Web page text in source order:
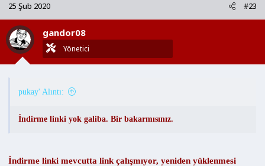
i
l
e
r
25 Şub 2020 #23
gandor08
Yönetici
pukay' Alıntı:
İndirme linki yok galiba. Bir bakarmısınız.
İndirme linki mevcutta link çalışmıyor, yeniden yüklenmesi